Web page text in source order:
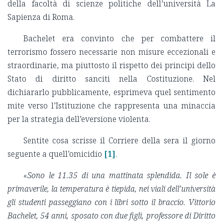
della facoltà di scienze politiche dell’università La
Sapienza di Roma.
Bachelet era convinto che per combattere il
terrorismo fossero necessarie non misure eccezionali e
straordinarie, ma piuttosto il rispetto dei principi dello
Stato di diritto sanciti nella Costituzione. Nel
dichiararlo pubblicamente, esprimeva quel sentimento
mite verso l’Istituzione che rappresenta una minaccia
per la strategia dell’eversione violenta.
Sentite cosa scrisse il Corriere della sera il giorno
seguente a quell’omicidio [1].
«Sono le 11.35 di una mattinata splendida. Il sole è
primaverile, la temperatura è tiepida, nei viali dell’università
gli studenti passeggiano con i libri sotto il braccio. Vittorio
Bachelet, 54 anni, sposato con due figli, professore di Diritto